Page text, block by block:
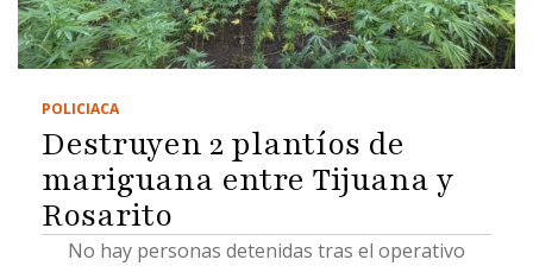
POLICIACA
Destruyen 2 plantíos de
mariguana entre Tijuana y
Rosarito
No hay personas detenidas tras el operativo